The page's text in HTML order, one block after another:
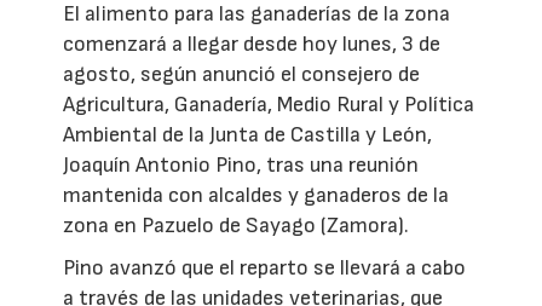
El alimento para las ganaderías de la zona
comenzará a llegar desde hoy lunes, 3 de
agosto, según anunció el consejero de
Agricultura, Ganadería, Medio Rural y Política
Ambiental de la Junta de Castilla y León,
Joaquín Antonio Pino, tras una reunión
mantenida con alcaldes y ganaderos de la
zona en Pazuelo de Sayago (Zamora).
Pino avanzó que el reparto se llevará a cabo
a través de las unidades veterinarias, que